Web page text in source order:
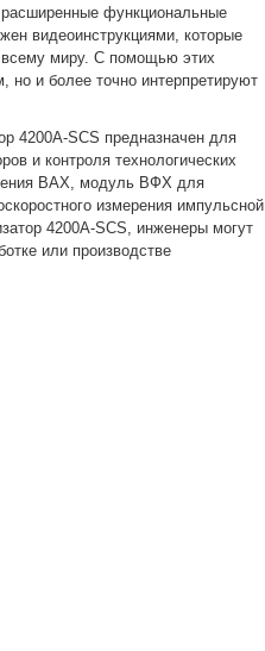
расширенные функциональные
видеоинструкциями, которые
всему миру. С помощью этих
но и более точно интерпретируют
4200A-SCS предназначен для
и контроля технологических
ВАХ, модуль ВФХ для
измерения импульсной
4200A-SCS, инженеры могут
или производстве